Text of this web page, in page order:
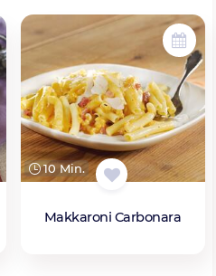
10 Min.
Makkaroni Carbonara